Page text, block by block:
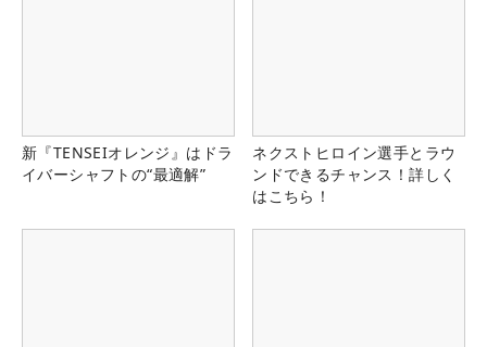
新『TENSEIオレンジ』はドラ
イバーシャフトの“最適解”
ネクストヒロイン選手とラウ
ンドできるチャンス！詳しく
はこちら！